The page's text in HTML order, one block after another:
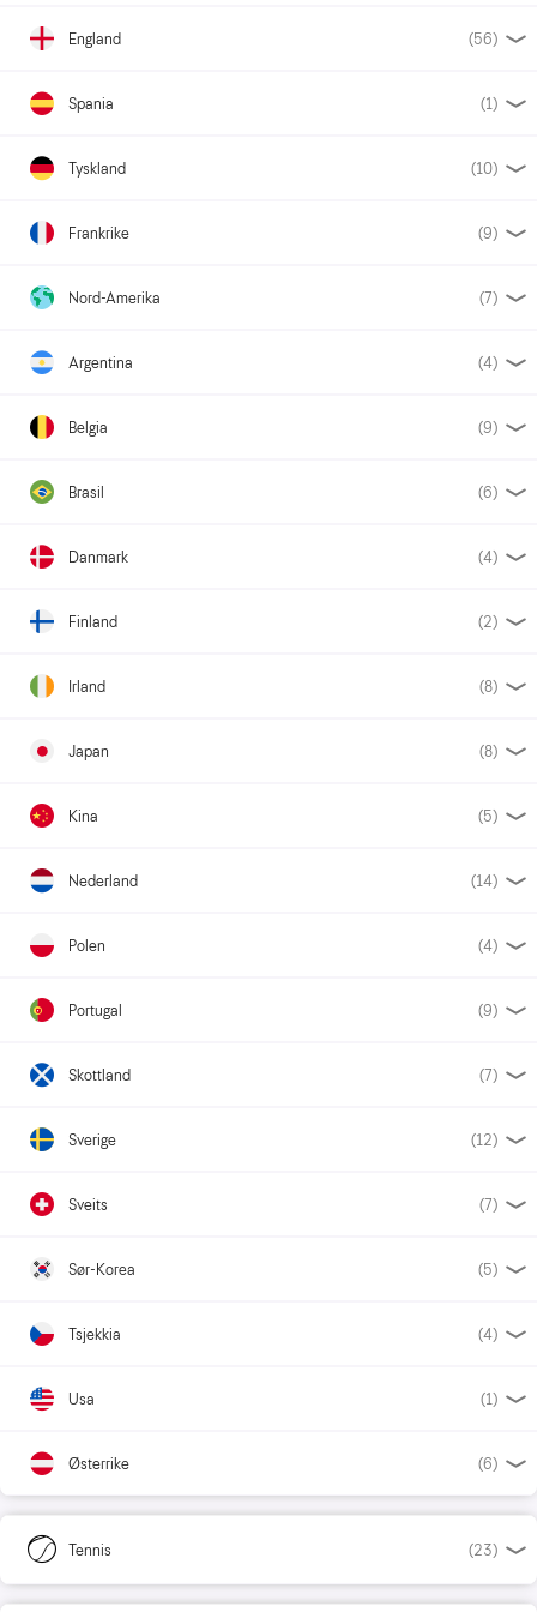
England (56)
Spania (1)
Tyskland (10)
Frankrike (9)
Nord-Amerika (7)
Argentina (4)
Belgia (9)
Brasil (6)
Danmark (4)
Finland (2)
Irland (8)
Japan (8)
Kina (5)
Nederland (14)
Polen (4)
Portugal (9)
Skottland (7)
Sverige (12)
Sveits (7)
Sør-Korea (5)
Tsjekkia (4)
Usa (1)
Østerrike (6)
Tennis (23)